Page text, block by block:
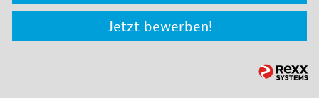
Jetzt bewerben!